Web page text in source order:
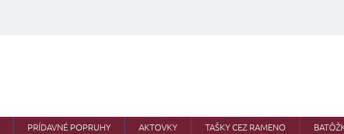
PRÍDAVNÉ POPRUHY AKTOVKY TAŠKY CEZ RAMENO